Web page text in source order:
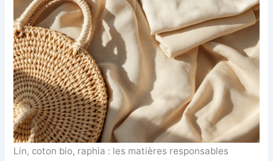
Lin, coton bio, raphia : les matières responsables